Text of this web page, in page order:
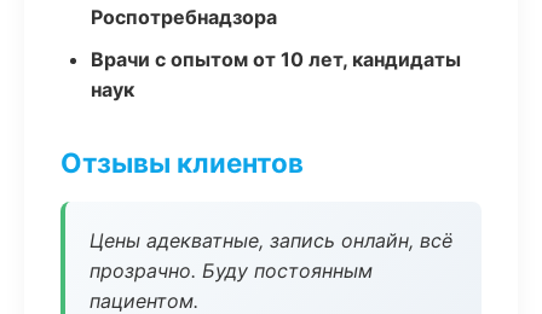
Роспотребнадзора
Врачи с опытом от 10 лет, кандидаты
наук
Отзывы клиентов
Цены адекватные, запись онлайн, всё
прозрачно. Буду постоянным
пациентом.